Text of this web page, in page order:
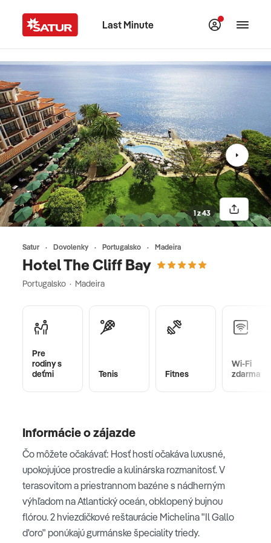
Last Minute
Satur Dovolenky Portugalsko Madeira
Hotel The Cliff Bay
Portugalsko · Madeira
1 z 43
Pre
rodiny s
deťmi
Tenis Fitnes
Wi-Fi
zdarma
Informácie o zájazde
Čo môžete očakávať: Hosť hostí očakáva luxusné,
upokojujúce prostredie a kulinárska rozmanitosť. V
terasovitom a priestrannom bazéne s nádherným
výhľadom na Atlantický oceán, obklopený bujnou
flórou. 2 hviezdičkové reštaurácie Michelina "Il Gallo
d'oro" ponúkajú gurmánske špeciality triedy.